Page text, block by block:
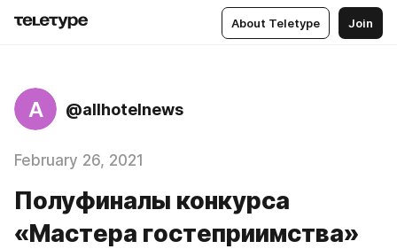
About Teletype Join
A @allhotelnews
February 26, 2021
Полуфиналы конкурса
«Мастера гостеприимства»